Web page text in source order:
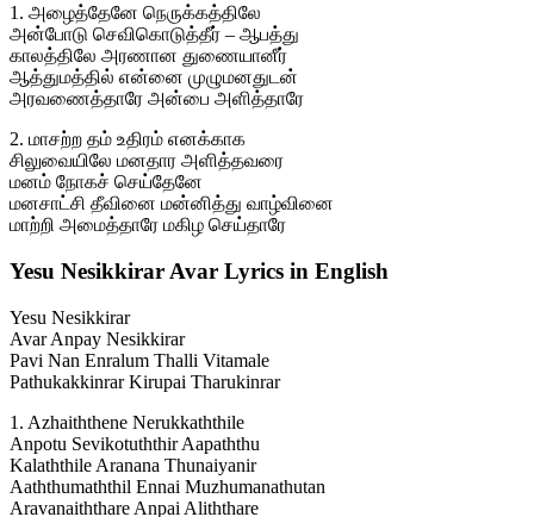
1. அழைத்தேனே நெருக்கத்திலே
அன்போடு செவிகொடுத்தீர் – ஆபத்து
காலத்திலே அரணான துணையானீர்
ஆத்துமத்தில் என்னை முழுமனதுடன்
அரவணைத்தாரே அன்பை அளித்தாரே
2. மாசற்ற தம் உதிரம் எனக்காக
சிலுவையிலே மனதார அளித்தவரை
மனம் நோகச் செய்தேனே
மனசாட்சி தீவினை மன்னித்து வாழ்வினை
மாற்றி அமைத்தாரே மகிழ செய்தாரே
Yesu Nesikkirar Avar Lyrics in English
Yesu Nesikkirar
Avar Anpay Nesikkirar
Pavi Nan Enralum Thalli Vitamale
Pathukakkinrar Kirupai Tharukinrar
1. Azhaiththene Nerukkaththile
Anpotu Sevikotuththir Aapaththu
Kalaththile Aranana Thunaiyanir
Aaththumaththil Ennai Muzhumanathutan
Aravanaiththare Anpai Aliththare